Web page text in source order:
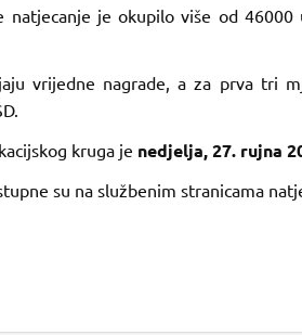
natjecanje je okupilo više od
vrijedne nagrade, a za prva tri
kruga je nedjelja, 27. rujna
su na službenim stranicama